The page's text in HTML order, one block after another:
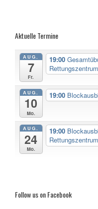
Aktuelle Termine
AUG.
7
Fr.
19:00
Rettungszentrum
AUG.
10
Mo.
19:00
AUG.
24
Mo.
19:00
Rettungszentrum
Follow us on Facebook